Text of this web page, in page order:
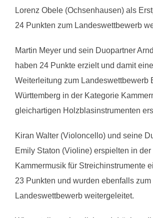
Lorenz Obele (Ochsenhausen) als
24 Punkten zum Landeswettbewerb
Martin Meyer und sein Duopartner
haben 24 Punkte erzielt und damit
Weiterleitung zum Landeswettbewerb
Württemberg in der Kategorie
gleichartigen Holzblasinstrumenten
Kiran Walter (Violoncello) und seine
Emily Staton (Violine) erspielten in
Kammermusik für Streichinstrumente
23 Punkten und wurden ebenfalls zum
Landeswettbewerb weitergeleitet.